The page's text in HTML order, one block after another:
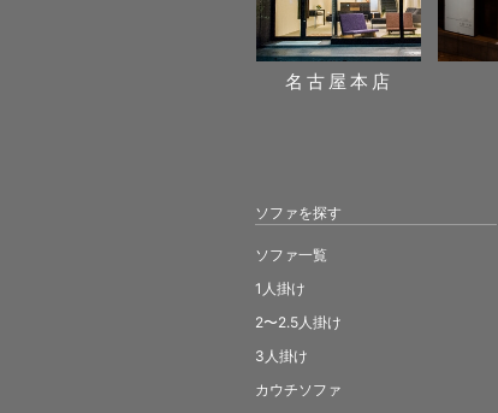
名古屋本店
ソファを探す
ソファ一覧
1人掛け
2〜2.5人掛け
3人掛け
カウチソファ